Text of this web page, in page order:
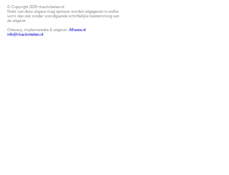
© Copyright 2026 rkactiviteiten.nl
Niets van deze uitgave mag opnieuw worden uitgegeven in welke
vorm dan ook zonder voorafgaande schriftelijke toestemming van
de uitgever
Ontwerp, implementatie & uitgever: iMoose.nl
info@rkactiviteiten.nl